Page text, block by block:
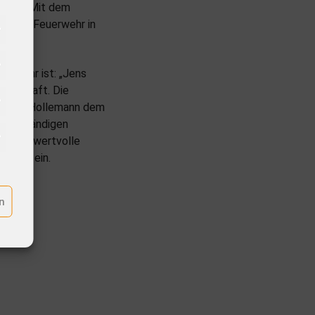
Mit dem
die Feuerwehr in
Wehr ist: „Jens
Die
Hollemann dem
beständigen
stets wertvolle
ein.